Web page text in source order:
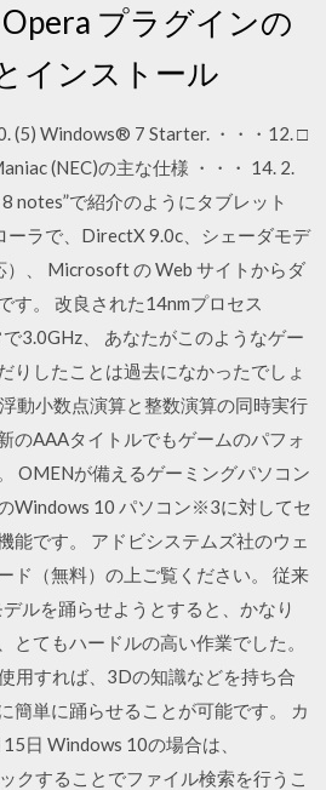
プラグインの
インストール
(5) Windows® 7 Starter. ・・・12. □
(NEC)の主な仕様 ・・・ 14. 2.
notes”で紹介のようにタブレット
ーラで、DirectX 9.0c、シェーダモデ
）、 Microsoft の Web サイトからダ
す。 改良された14nmプロセス
3.0GHz、 あなたがこのようなゲー
りしたことは過去になかったでしょ
動小数点演算と整数演算の同時実行
のAAAタイトルでもゲームのパフォ
OMENが備えるゲーミングパソコン
Windows 10 パソコン※3に対してセ
能です。 アドビシステムズ社のウェ
ド（無料）の上ご覧ください。 従来
ルを踊らせようとすると、かなり
とてもハードルの高い作業でした。
用すれば、3Dの知識などを持ち合
簡単に踊らせることが可能です。 カ
日 Windows 10の場合は、
クすることでファイル検索を行うこ